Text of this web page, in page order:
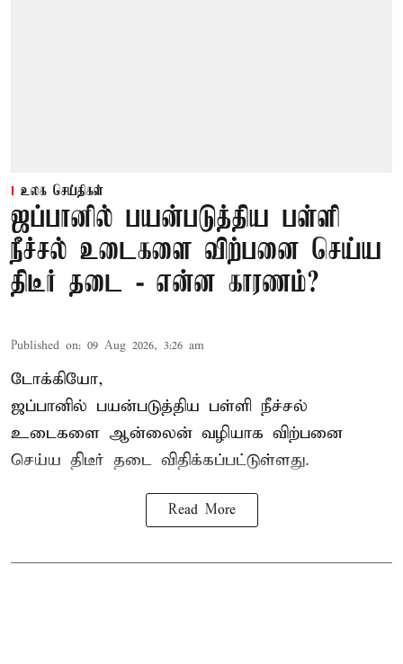
உலக செய்திகள்
ஜப்பானில் பயன்படுத்திய பள்ளி
நீச்சல் உடைகளை விற்பனை செய்ய
திடீர் தடை - என்ன காரணம்?
Published on: 09 Aug 2026, 3:26 am
டோக்கியோ,
ஜப்பானில் பயன்படுத்திய பள்ளி நீச்சல்
உடைகளை ஆன்லைன் வழியாக விற்பனை
செய்ய திடீர் தடை விதிக்கப்பட்டுள்ளது.
Read More